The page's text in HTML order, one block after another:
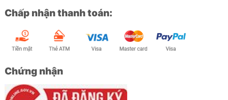
Chấp nhận thanh toán:
Chứng nhận